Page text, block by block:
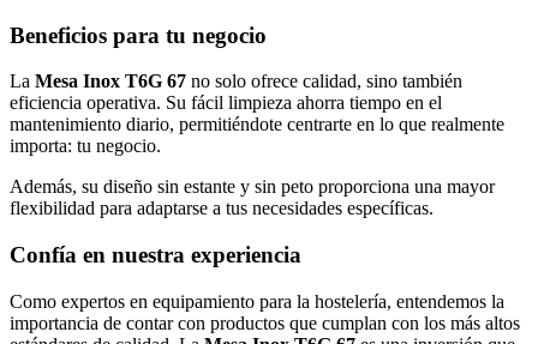
Beneficios para tu negocio
La Mesa Inox T6G 67 no solo ofrece calidad, sino también
eficiencia operativa. Su fácil limpieza ahorra tiempo en el
mantenimiento diario, permitiéndote centrarte en lo que realmente
importa: tu negocio.
Además, su diseño sin estante y sin peto proporciona una mayor
flexibilidad para adaptarse a tus necesidades específicas.
Confía en nuestra experiencia
Como expertos en equipamiento para la hostelería, entendemos la
importancia de contar con productos que cumplan con los más altos